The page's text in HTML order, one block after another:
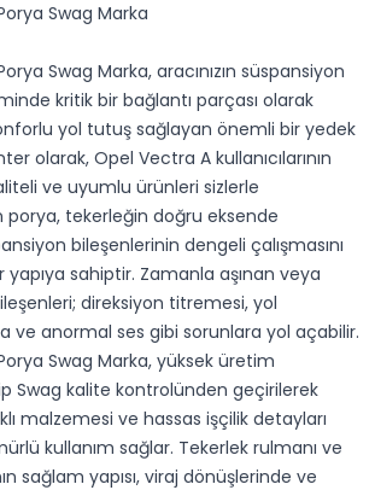
Swag Marka
Swag Marka, aracınızın süspansiyon
kritik bir bağlantı parçası olarak
yol tutuş sağlayan önemli bir yedek
olarak, Opel Vectra A kullanıcılarının
ve uyumlu ürünleri sizlerle
porya, tekerleğin doğru eksende
bileşenlerinin dengeli çalışmasını
yapıya sahiptir. Zamanla aşınan veya
direksiyon titremesi, yol
ve anormal ses gibi sorunlara yol açabilir.
Swag Marka, yüksek üretim
Swag kalite kontrolünden geçirilerek
malzemesi ve hassas işçilik detayları
kullanım sağlar. Tekerlek rulmanı ve
sağlam yapısı, viraj dönüşlerinde ve